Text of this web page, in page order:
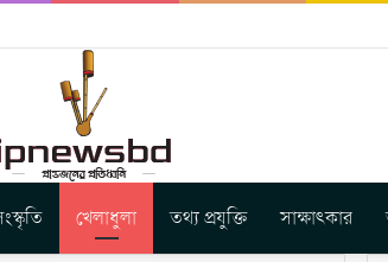
খেলাধুলা তথ্য প্রযুক্তি সাক্ষাৎকার